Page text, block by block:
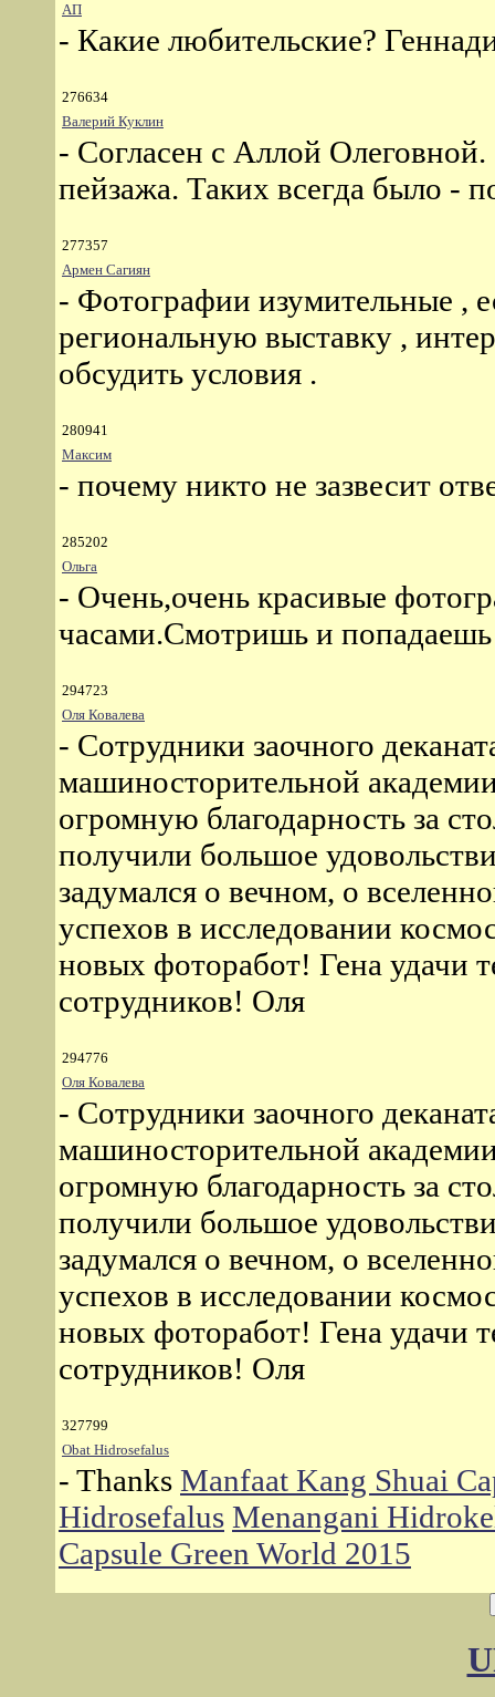
АП
- Какие любительские?
276634
Валерий Куклин
- Согласен с Аллой
пейзажа. Таких всегда было -
277357
Армен Сагиян
- Фотографии изумительные ,
региональную выставку ,
обсудить условия .
280941
Максим
- почему никто не зазвесит
285202
Ольга
- Очень,очень красивые
часами.Смотришь и
294723
Оля Ковалева
- Сотрудники заочного
машиносторительной
огромную благодарность за
получили большое
задумался о вечном, о
успехов в исследовании
новых фоторабот! Гена удачи
сотрудников! Оля
294776
Оля Ковалева
- Сотрудники заочного
машиносторительной
огромную благодарность за
получили большое
задумался о вечном, о
успехов в исследовании
новых фоторабот! Гена удачи
сотрудников! Оля
327799
Obat Hidrosefalus
- Thanks Manfaat Kang Shuai
Hidrosefalus Menangani
Capsule Green World 2015